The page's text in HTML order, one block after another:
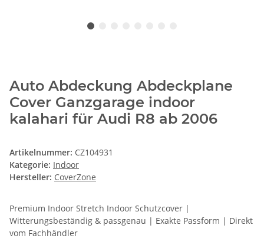
Auto Abdeckung Abdeckplane
Cover Ganzgarage indoor
kalahari für Audi R8 ab 2006
Artikelnummer: CZ104931
Kategorie: Indoor
Hersteller: CoverZone
Premium Indoor Stretch Indoor Schutzcover |
Witterungsbeständig & passgenau | Exakte Passform | Direkt
vom Fachhändler